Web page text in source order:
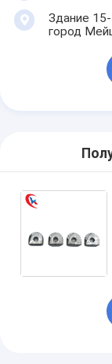
Здание
город